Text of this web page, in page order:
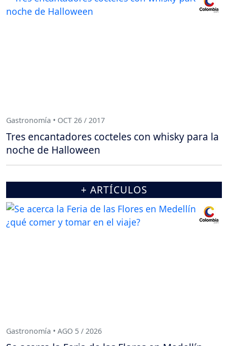
Gastronomía • OCT 26 / 2017
Tres encantadores cocteles con whisky para la
noche de Halloween
+ ARTÍCULOS
Gastronomía • AGO 5 / 2026